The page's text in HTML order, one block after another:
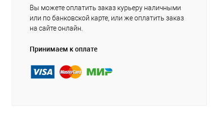
Вы можете оплатить заказ курьеру наличными
или по банковской карте, или же оплатить заказ
на сайте онлайн.
Принимаем к оплате